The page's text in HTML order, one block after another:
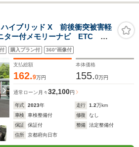
イブリッド X 前後衝突被害軽
ター付メモリーナビ ETC ド
ティブクルーズコントロー
ヘッドアップディスプレ
購入プラン付 360°画像付
支払総額
162.9万円
本体価格
155.0万円
通常ローン 月々32,100円
年式 2023年 走行 1.2万km
車検
車検整備付 修復
なし
保証
保証付 整備
法定整備付
住所
京都府向日市